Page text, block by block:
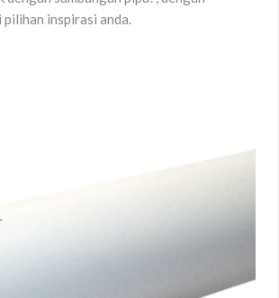
pilihan inspirasi anda.